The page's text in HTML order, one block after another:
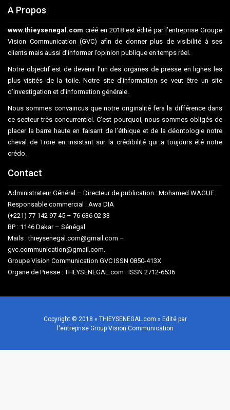
A Propos
www.thieysenegal.com créé en 2018 est édité par l’entreprise Groupe
Vision Communication (GVC) afin de donner plus de visibilité à ses
clients mais aussi d’informer l’opinion publique en temps réel.
Notre objectif est de devenir l’un des organes de presse en lignes les
plus visités de la toile. Notre site d’information se veut être un site
d’investigation et d’information générale.
Nous sommes convaincus que notre originalité fera la différence dans
ce secteur très concurrentiel. C’est pourquoi, nous sommes obligés de
placer la barre haute en faisant de l’éthique et de la déontologie notre
cheval de Troie en insistant sur la crédibilité qui a toujours été notre
crédo.
Contact
Administrateur Général – Directeur de publication : Mohamed WAGUE
Responsable commercial : Awa DIA
(+221) 77 142 97 45 – 76 636 02 33
BP : 1146 Dakar – Sénégal
Mails : thieysenegal.com@gmail.com –
gvc.communication@gmail.com.
Groupe Vision Communication GVC ISSN 0850-413X
Organe de Presse : THEYSENEGAL.com : ISSN 2712-6536
Copyright © 2018 « THIEYSENEGAL.com » Edité par
l'entreprise Group Vision Communication